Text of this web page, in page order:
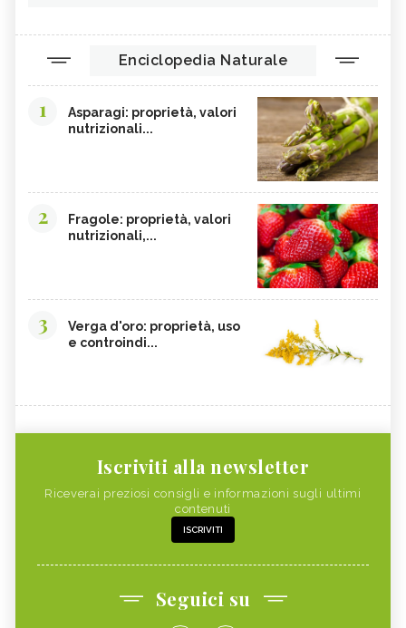
Enciclopedia Naturale
1
Asparagi: proprietà, valori
nutrizionali...
2
Fragole: proprietà, valori
nutrizionali,...
3
Verga d'oro: proprietà, uso
e controindi...
Iscriviti alla newsletter
Riceverai preziosi consigli e informazioni sugli ultimi
contenuti
ISCRIVITI
Seguici su